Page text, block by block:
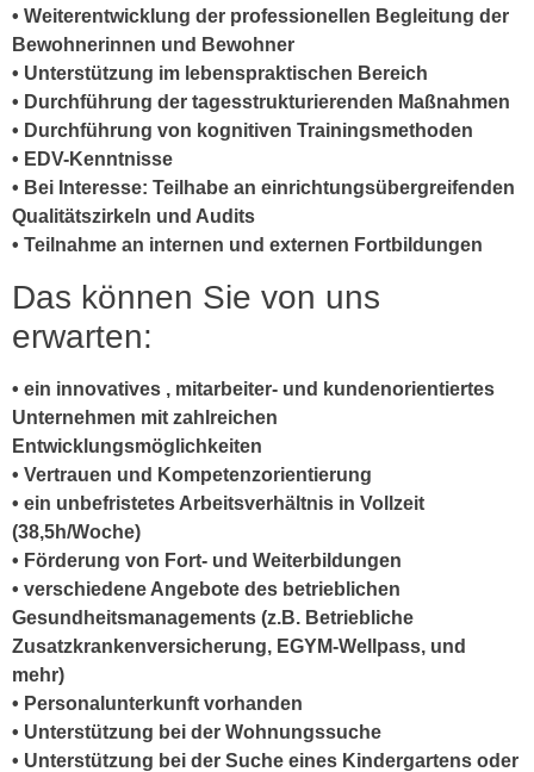
• Weiterentwicklung der professionellen Begleitung der
Bewohnerinnen und Bewohner
• Unterstützung im lebenspraktischen Bereich
• Durchführung der tagesstrukturierenden Maßnahmen
• Durchführung von kognitiven Trainingsmethoden
• EDV-Kenntnisse
• Bei Interesse: Teilhabe an einrichtungsübergreifenden
Qualitätszirkeln und Audits
• Teilnahme an internen und externen Fortbildungen
Das können Sie von uns
erwarten:
• ein innovatives , mitarbeiter- und kundenorientiertes
Unternehmen mit zahlreichen
Entwicklungsmöglichkeiten
• Vertrauen und Kompetenzorientierung
• ein unbefristetes Arbeitsverhältnis in Vollzeit
(38,5h/Woche)
• Förderung von Fort- und Weiterbildungen
• verschiedene Angebote des betrieblichen
Gesundheitsmanagements (z.B. Betriebliche
Zusatzkrankenversicherung, EGYM-Wellpass, und
mehr)
• Personalunterkunft vorhanden
• Unterstützung bei der Wohnungssuche
• Unterstützung bei der Suche eines Kindergartens oder